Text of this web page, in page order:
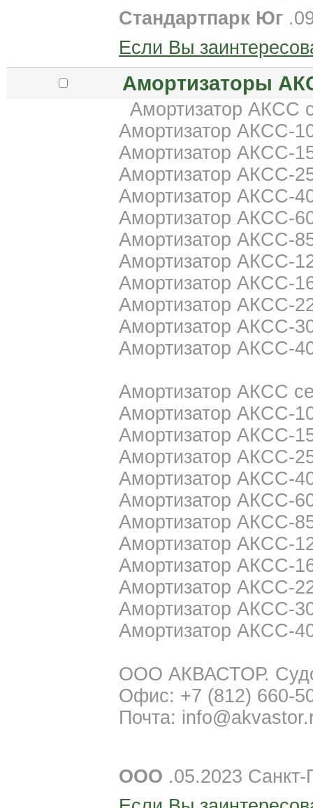
Стандартпарк Юг
Если Вы
Амортизаторы
Амортизатор АКСС
Амортизатор АКСС-
Амортизатор АКСС-
Амортизатор АКСС-
Амортизатор АКСС-
Амортизатор АКСС-
Амортизатор АКСС-
Амортизатор АКСС-
Амортизатор АКСС-
Амортизатор АКСС-
Амортизатор АКСС-
Амортизатор АКСС-
Амортизатор АКСС
Амортизатор АКСС-
Амортизатор АКСС-
Амортизатор АКСС-
Амортизатор АКСС-
Амортизатор АКСС-
Амортизатор АКСС-
Амортизатор АКСС-
Амортизатор АКСС-
Амортизатор АКСС-
Амортизатор АКСС-
Амортизатор АКСС-
ООО АКВАСТОР.
Офис: +7 (812) 660-
Почта:
ООО .05.2023 Санкт-